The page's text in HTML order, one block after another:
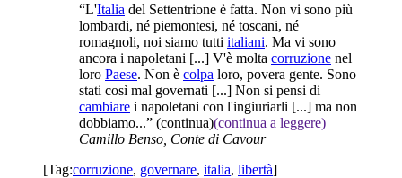
“L'Italia del Settentrione è fatta. Non vi sono più
lombardi, né piemontesi, né toscani, né
romagnoli, noi siamo tutti italiani. Ma vi sono
ancora i napoletani [...] V'è molta corruzione nel
loro Paese. Non è colpa loro, povera gente. Sono
stati così mal governati [...] Non si pensi di
cambiare i napoletani con l'ingiuriarli [...] ma non
dobbiamo...” (continua)(continua a leggere)
Camillo Benso, Conte di Cavour
[Tag:corruzione, governare, italia, libertà]